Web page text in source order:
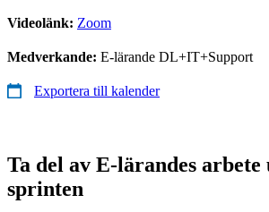
Videolänk: Zoom
Medverkande: E-lärande DL+IT+Support
Exportera till kalender
Ta del av E-lärandes arbete
sprinten